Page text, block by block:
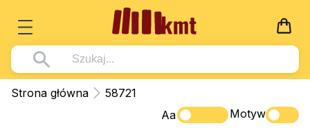
Książki
Wszystko z kategorii - Książki
Strona główna
58721
Aa
Motyw